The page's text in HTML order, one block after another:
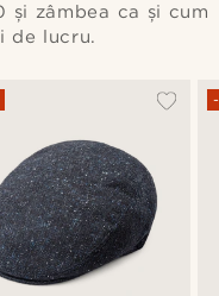
și zâmbea ca și cum
de lucru.